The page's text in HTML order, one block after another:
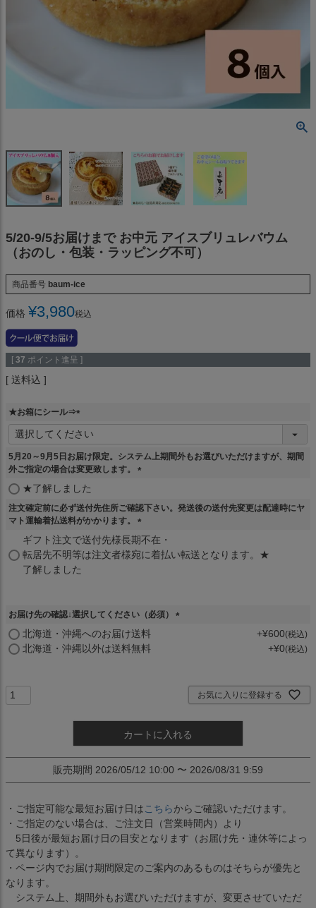
5/20-9/5お届けまで お中元 アイスブリュレバウム
（おのし・包装・ラッピング不可）
商品番号 baum-ice
価格 ¥3,980税込
[ 37 ポイント進呈 ]
送料込
★お箱にシール⇒
(
必
須
)
5月20～9月5日お届け限定。システム上期間外もお選びいただけますが、期間
外ご指定の場合は変更致します。
須
)
★了解しました
注文確定前に必ず送付先住所ご確認下さい。発送後の送付先変更は配達時にヤ
マト運輸着払送料がかかります。
(
必
須
ギフト注文で送付先様長期不在・
転居先不明等は注文者様宛に着払い転送となります。★
了解しました
お届け先の確認↓選択してください（必須）
北海道・沖縄へのお届け送料 +¥600 税込
北海道・沖縄以外は送料無料 +¥0 税込
お気に入りに登録する
カートに入れる
販売期間 2026/05/12 10:00 〜 2026/08/31 9:59
・ご指定可能な最短お届け日はこちらからご確認いただけます。
・ご指定のない場合は、ご注文日（営業時間内）より
5日後が最短お届け日の目安となります（お届け先・連休等によっ
て異なります）。
・ページ内でお届け期間限定のご案内のあるものはそちらが優先と
なります。
システム上、期間外もお選びいただけますが、変更させていただ